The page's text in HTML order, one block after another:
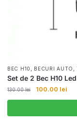
BEC H10 , BECURI AUTO ,
Set de 2 Bec H10
130.00lei
Prețul
inițial
fost:
100.00 lei